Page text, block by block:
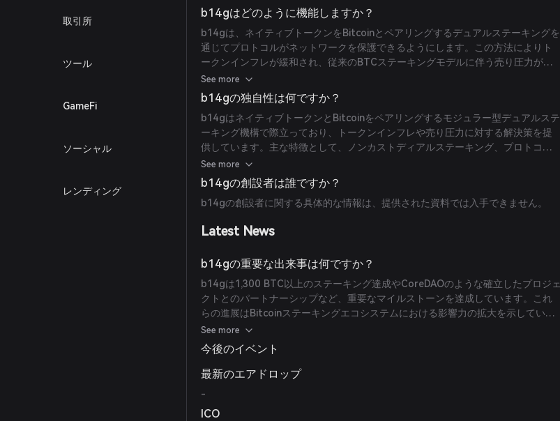
取引所
ツール
GameFi
ソーシャル
レンディング
ロトコルは簡単に統合およびカスタマイズ可能なデュアルステーキング設定を行
えます。ステーカーにとっては、BTCは完全にノンカストディアルで、自己のウ
ォレット内に安全にタイムロックされ、スラッシングのリスクがありません。既
に1,300 BTC以上がステークされ、CoreDAOのような確立したプロジェクトとの
パートナーシップもあり、b14gはスケーラブルで広範なBitcoinステーキング採用
のためのインフラを構築しています。
b14gはどのように機能しますか？
b14gは、ネイティブトークンをBitcoinとペアリングするデュアルステーキングを
通じてプロトコルがネットワークを保護できるようにします。この方法によりト
ークンインフレが緩和され、従来のBTCステーキングモデルに伴う売り圧力が軽
減されます。ステーカーはBTCの管理権を放棄せずに参加でき、資産は自己のウ
ォレット内で安全にタイムロックされており、スラッシングのリスクが排除され
ています。
See more
b14gの独自性は何ですか？
b14gはネイティブトークンとBitcoinをペアリングするモジュラー型デュアルステ
ーキング機構で際立っており、トークンインフレや売り圧力に対する解決策を提
供しています。主な特徴として、ノンカストディアルステーキング、プロトコル
向けのカスタマイズ可能なデュアルステーキング設定、そしてCoreDAOのような
確立したプロジェクトとのパートナーシップがあります。これらによりスケーラ
ブルで広範囲なBitcoinステーキングの採用に寄与しています。
See more
b14gの創設者は誰ですか？
b14gの創設者に関する具体的な情報は、提供された資料では入手できません。
Latest News
b14gの重要な出来事は何ですか？
b14gは1,300 BTC以上のステーキング達成やCoreDAOのような確立したプロジェ
クトとのパートナーシップなど、重要なマイルストーンを達成しています。これ
らの進展はBitcoinステーキングエコシステムにおける影響力の拡大を示していま
す。
See more
今後のイベント
最新のエアドロップ
-
ICO